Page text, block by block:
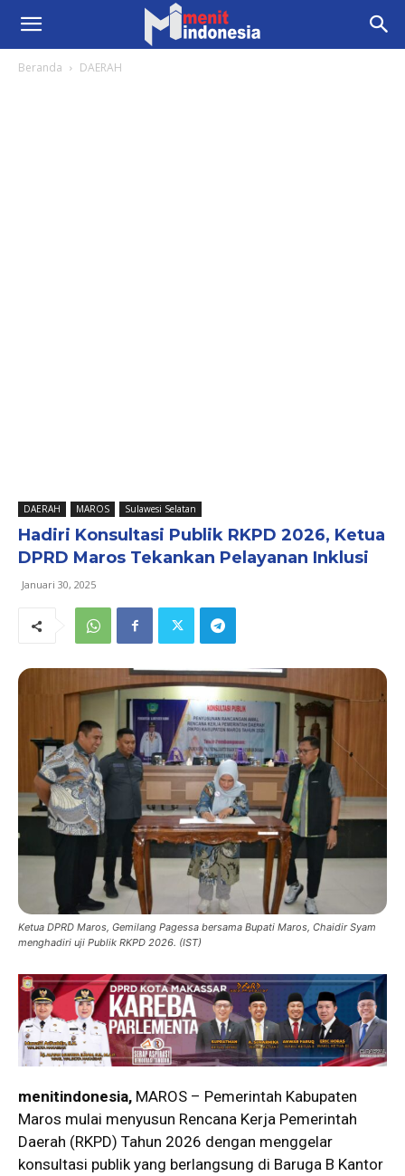
Beranda DAERAH
DAERAH MAROS Sulawesi Selatan
Hadiri Konsultasi Publik RKPD 2026, Ketua
DPRD Maros Tekankan Pelayanan Inklusi
Januari 30, 2025
Ketua DPRD Maros, Gemilang Pagessa bersama Bupati Maros, Chaidir Syam
menghadiri uji Publik RKPD 2026. (IST)
menitindonesia, MAROS – Pemerintah Kabupaten
Maros mulai menyusun Rencana Kerja Pemerintah
Daerah (RKPD) Tahun 2026 dengan menggelar
konsultasi publik yang berlangsung di Baruga B Kantor